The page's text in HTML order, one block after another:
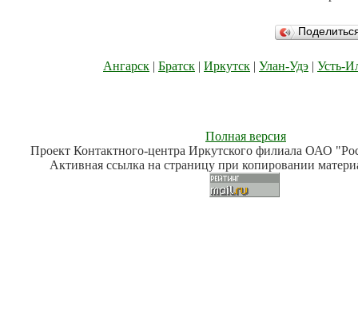
Ангарск | Братск | Иркутск | Улан-Удэ | Усть-
Полная версия
Проект Контактного-центра Иркутского филиала ОАО
Активная ссылка на страницу при копировании